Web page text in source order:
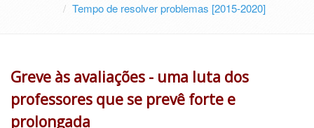
Tempo de resolver problemas [2015-2020]
Greve às avaliações - uma luta dos
professores que se prevê forte e
prolongada